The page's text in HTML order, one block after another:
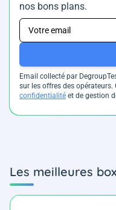
nos bons plans.
Email collecté par
sur les offres des opérateurs.
confidentialité et de gestion
Les meilleures